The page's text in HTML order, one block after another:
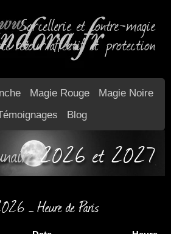
Sorcellerie et contre-magie
retour affectif et protection
Magie Rouge
Magie Noire
Blog
2026 et 2027
– Heure de Paris